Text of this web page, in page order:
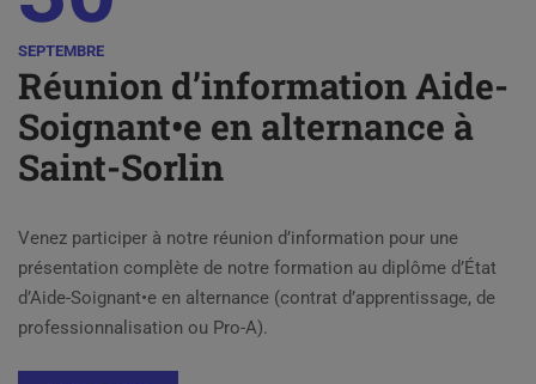
SEPTEMBRE
Réunion d’information Aide-
Soignant•e en alternance à
Saint-Sorlin
Venez participer à notre réunion d’information pour une
présentation complète de notre formation au diplôme d’État
d’Aide-Soignant•e en alternance (contrat d’apprentissage, de
professionnalisation ou Pro-A).